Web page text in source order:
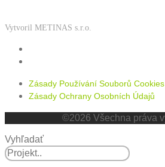
Vytvoril METINAS s.r.o.
Zásady Používání Souborů Cookies
Zásady Ochrany Osobních Údajů
©2026 Všechna práva
Vyhľadať